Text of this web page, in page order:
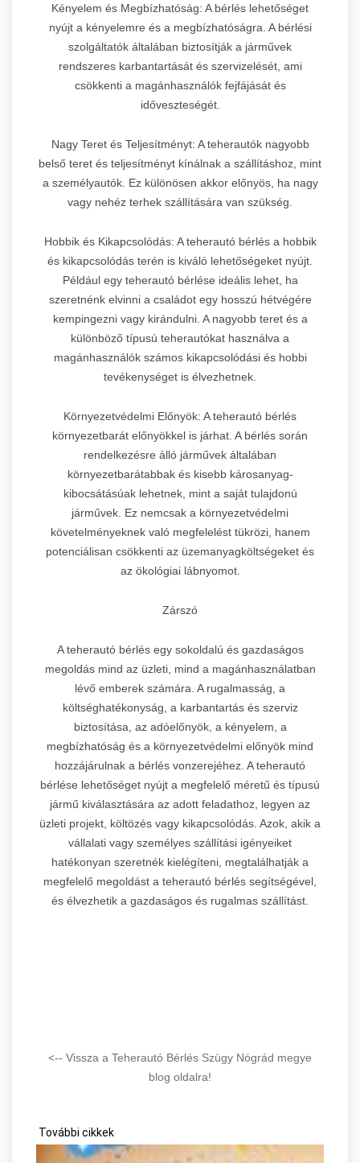
Kényelem és Megbízhatóság: A bérlés lehetőséget
nyújt a kényelemre és a megbízhatóságra. A bérlési
szolgáltatók általában biztosítják a járművek
rendszeres karbantartását és szervizelését, ami
csökkenti a magánhasználók fejfájását és
időveszteségét.
Nagy Teret és Teljesítményt: A teherautók nagyobb
belső teret és teljesítményt kínálnak a szállításhoz, mint
a személyautók. Ez különösen akkor előnyös, ha nagy
vagy nehéz terhek szállítására van szükség.
Hobbik és Kikapcsolódás: A teherautó bérlés a hobbik
és kikapcsolódás terén is kiváló lehetőségeket nyújt.
Például egy teherautó bérlése ideális lehet, ha
szeretnénk elvinni a családot egy hosszú hétvégére
kempingezni vagy kirándulni. A nagyobb teret és a
különböző típusú teherautókat használva a
magánhasználók számos kikapcsolódási és hobbi
tevékenységet is élvezhetnek.
Környezetvédelmi Előnyök: A teherautó bérlés
környezetbarát előnyökkel is járhat. A bérlés során
rendelkezésre álló járművek általában
környezetbarátabbak és kisebb károsanyag-
kibocsátásúak lehetnek, mint a saját tulajdonú
járművek. Ez nemcsak a környezetvédelmi
követelményeknek való megfelelést tükrözi, hanem
potenciálisan csökkenti az üzemanyagköltségeket és
az ökológiai lábnyomot.
Zárszó
A teherautó bérlés egy sokoldalú és gazdaságos
megoldás mind az üzleti, mind a magánhasználatban
lévő emberek számára. A rugalmasság, a
költséghatékonyság, a karbantartás és szerviz
biztosítása, az adóelőnyök, a kényelem, a
megbízhatóság és a környezetvédelmi előnyök mind
hozzájárulnak a bérlés vonzerejéhez. A teherautó
bérlése lehetőséget nyújt a megfelelő méretű és típusú
jármű kiválasztására az adott feladathoz, legyen az
üzleti projekt, költözés vagy kikapcsolódás. Azok, akik a
vállalati vagy személyes szállítási igényeiket
hatékonyan szeretnék kielégíteni, megtalálhatják a
megfelelő megoldást a teherautó bérlés segítségével,
és élvezhetik a gazdaságos és rugalmas szállítást.
<-- Vissza a Teherautó Bérlés Szügy Nógrád megye
blog oldalra!
További cikkek